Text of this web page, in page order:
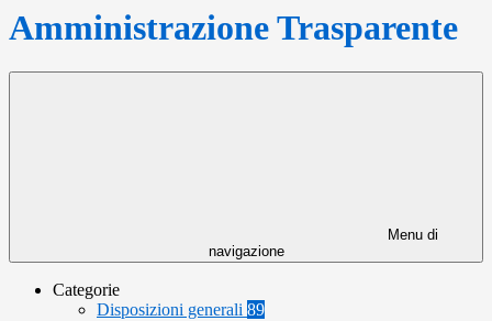
Amministrazione Trasparente
Menu di
navigazione
Categorie
Disposizioni generali 89